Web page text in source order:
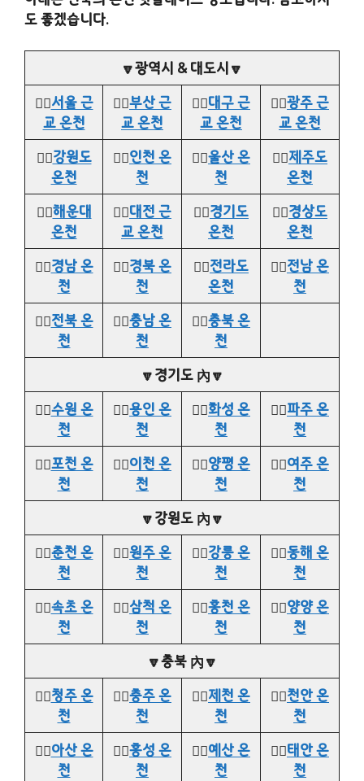
도 좋겠습니다.
🔽광역시 & 대도시🔽
👉🏻서울 근
교 온천
👉🏻부산 근
교 온천
👉🏻대구 근
교 온천
👉🏻광주 근
교 온천
👉🏻강원도
온천
👉🏻인천 온
천
👉🏻울산 온
천
👉🏻제주도
온천
👉🏻해운대
온천
👉🏻대전 근
교 온천
👉🏻경기도
온천
👉🏻경상도
온천
👉🏻경남 온
천
👉🏻경북 온
천
👉🏻전라도
온천
👉🏻전남 온
천
👉🏻전북 온
천
👉🏻충남 온
천
👉🏻충북 온
천
🔽경기도 內🔽
👉🏻수원 온
천
👉🏻용인 온
천
👉🏻화성 온
천
👉🏻파주 온
천
👉🏻포천 온
천
👉🏻이천 온
천
👉🏻양평 온
천
👉🏻여주 온
천
🔽강원도 內🔽
👉🏻춘천 온
천
👉🏻원주 온
천
👉🏻강릉 온
천
👉🏻동해 온
천
👉🏻속초 온
천
👉🏻삼척 온
천
👉🏻홍천 온
천
👉🏻양양 온
천
🔽충북 內🔽
👉🏻청주 온
천
👉🏻충주 온
천
👉🏻제천 온
천
👉🏻천안 온
천
👉🏻아산 온
천
👉🏻홍성 온
천
👉🏻예산 온
천
👉🏻태안 온
천